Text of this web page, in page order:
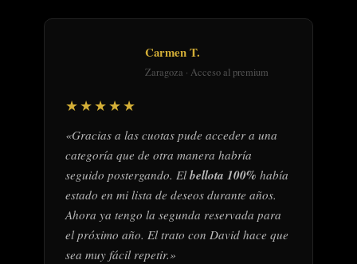
Carmen T.
Zaragoza · Acceso al premium
★★★★★
«Gracias a las cuotas pude acceder a una
categoría que de otra manera habría
seguido postergando. Elbellota 100% había
estado en mi lista de deseos durante años.
Ahora ya tengo la segunda reservada para
el próximo año. El trato con David hace que
sea muy fácil repetir.»